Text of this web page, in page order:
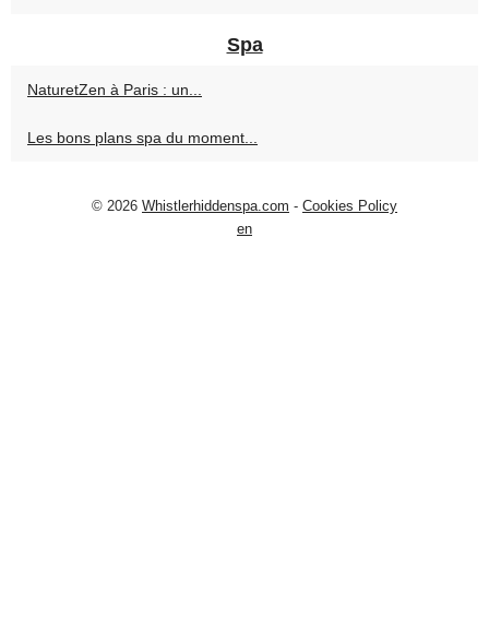
Spa
NaturetZen à Paris : un...
Les bons plans spa du moment...
© 2026 Whistlerhiddenspa.com - Cookies Policy
en